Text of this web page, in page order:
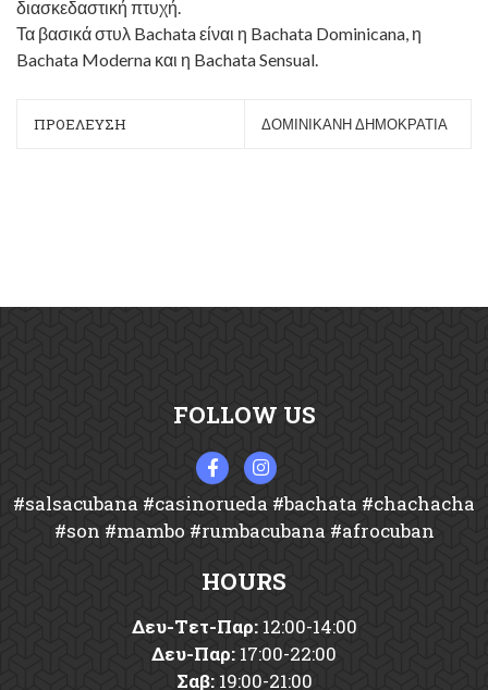
διασκεδαστική πτυχή.
Τα βασικά στυλ Bachata είναι η Bachata Dominicana, η
Bachata Moderna και η Bachata Sensual.
ΠΡΟΕΛΕΥΣΗ ΔΟΜΙΝΙΚΑΝΗ ΔΗΜΟΚΡΑΤΙΑ
FOLLOW US
#salsacubana #casinorueda #bachata #chachacha
#son #mambo #rumbacubana #afrocuban
HOURS
Δευ-Tετ-Παρ: 12:00-14:00
Δευ-Παρ: 17:00-22:00
Σαβ: 19:00-21:00